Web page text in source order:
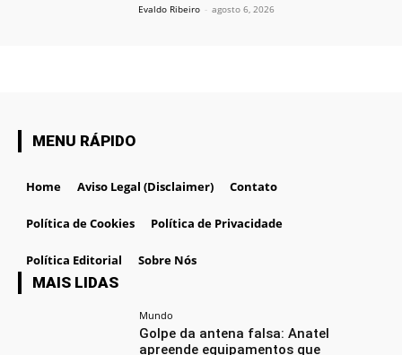
Evaldo Ribeiro - agosto 6, 2026
MENU RÁPIDO
Home Aviso Legal (Disclaimer) Contato
Política de Cookies Política de Privacidade
Política Editorial Sobre Nós
MAIS LIDAS
Mundo
Golpe da antena falsa: Anatel
apreende equipamentos que